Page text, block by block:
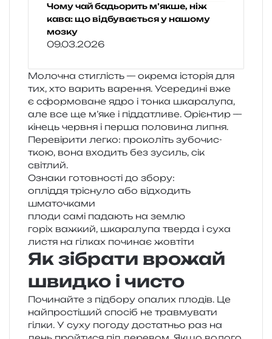
Чому чай бадьорить м’якше, ніж
кава: що відбувається у нашому
мозку
09.03.2026
Молочна сти­глість — окре­ма істо­рія для
тих, хто варить варе­н­ня. Усередині вже
є сфор­мо­ва­не ядро і тонка шка­ра­лу­па,
але все ще м’яке і під­да­тли­ве. Орієнтир —
кінець черв­ня і перша поло­ви­на липня.
Перевірити легко: про­ко­літь зубо­чис­
ткою, вона вхо­дить без зусиль, сік
світлий.
Ознаки готов­но­сті до збору:
оплі­д­дя трі­сну­ло або від­хо­дить
шматочками
плоди самі пада­ють на землю
горіх важ­кий, шка­ра­лу­па твер­да і суха
листя на гіл­ках почи­нає жовтіти
Як зібрати врожай
швидко і чисто
Починайте з під­бо­ру опа­лих пло­дів. Це
най­про­сті­ший спо­сіб не трав­му­ва­ти
гілки. У суху пого­ду доста­тньо раз на